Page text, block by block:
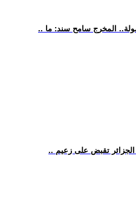
المخرج سامح سند: ما
الجزائر تقبض على زعيم